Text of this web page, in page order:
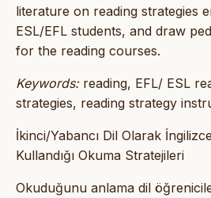
literature on reading strategies
ESL/EFL students, and draw
for the reading courses.
Keywords:reading, EFL/ ESL
strategies, reading strategy
İkinci/Yabancı Dil Olarak
Kullandığı Okuma Stratejileri
Okuduğunu anlama dil